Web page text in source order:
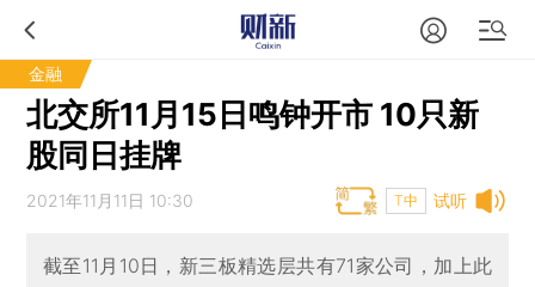
金融
北交所11月15日鸣钟开市 10只新
股同日挂牌
试听
2021年11月11日 10:30 T中
截至11月10日，新三板精选层共有71家公司，加上此